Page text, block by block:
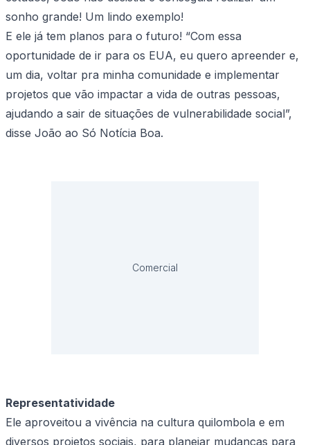
sonho grande! Um lindo exemplo!
E ele já tem planos para o futuro! “Com essa
oportunidade de ir para os EUA, eu quero apreender e,
um dia, voltar pra minha comunidade e implementar
projetos que vão impactar a vida de outras pessoas,
ajudando a sair de situações de vulnerabilidade social”,
disse João ao Só Notícia Boa.
Comercial
Representatividade
Ele aproveitou a vivência na cultura quilombola e em
diversos projetos sociais, para planejar mudanças para